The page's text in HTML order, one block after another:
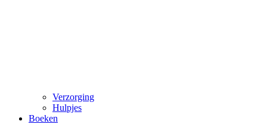
Verzorging
Hulpjes
Boeken